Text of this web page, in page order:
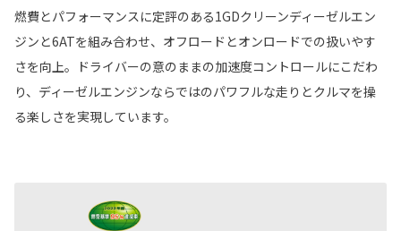
燃費とパフォーマンスに定評のある1GDクリーンディーゼルエン
ジンと6ATを組み合わせ、オフロードとオンロードでの扱いやす
さを向上。ドライバーの意のままの加速度コントロールにこだわ
り、ディーゼルエンジンならではのパワフルな走りとクルマを操
る楽しさを実現しています。